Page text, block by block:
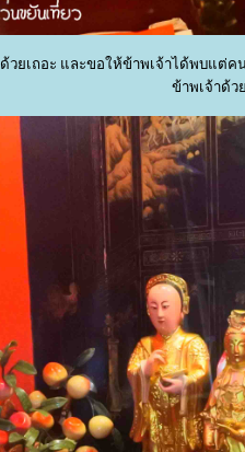
ด้วยเถอะ และขอให้ข้าพเจ้าได้พบแต่
ข้าพเจ้าด้ว